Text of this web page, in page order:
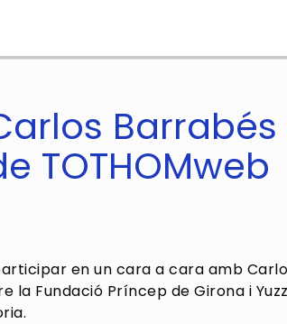
Barrabés
TOTHOMweb
en un cara a cara amb
Fundació Príncep de Girona i